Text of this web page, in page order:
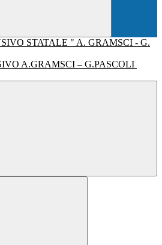
A.GRAMSCI – G.PASCOLI